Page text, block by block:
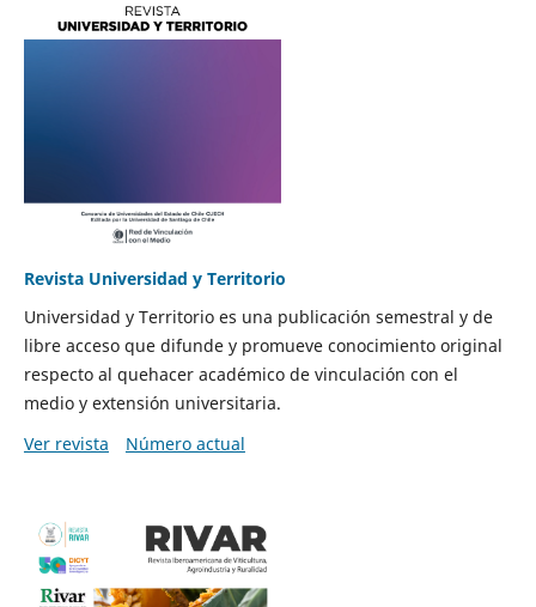
Revista Universidad y Territorio
Universidad y Territorio es una publicación semestral y de
libre acceso que difunde y promueve conocimiento original
respecto al quehacer académico de vinculación con el
medio y extensión universitaria.
Ver revista
Número actual